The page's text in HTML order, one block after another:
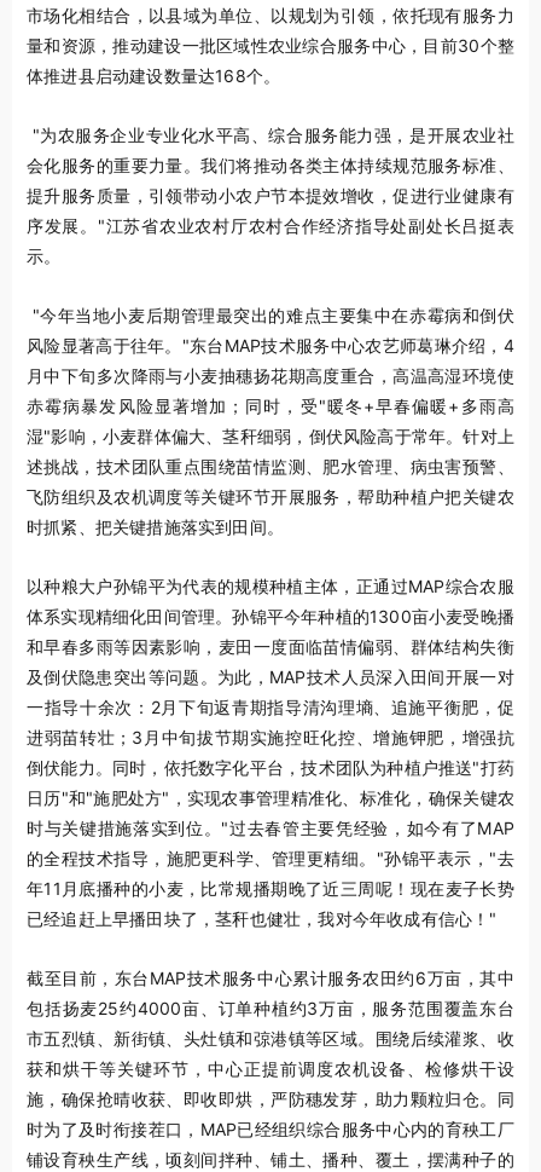
市场化相结合，以县域为单位、以规划为引领，依托现有服务力
量和资源，推动建设一批区域性农业综合服务中心，目前30个整
体推进县启动建设数量达168个。
"为农服务企业专业化水平高、综合服务能力强，是开展农业社
会化服务的重要力量。我们将推动各类主体持续规范服务标准、
提升服务质量，引领带动小农户节本提效增收，促进行业健康有
序发展。"江苏省农业农村厅农村合作经济指导处副处长吕挺表
示。
"今年当地小麦后期管理最突出的难点主要集中在赤霉病和倒伏
风险显著高于往年。"东台MAP技术服务中心农艺师葛琳介绍，4
月中下旬多次降雨与小麦抽穗扬花期高度重合，高温高湿环境使
赤霉病暴发风险显著增加；同时，受"暖冬+早春偏暖+多雨高
湿"影响，小麦群体偏大、茎秆细弱，倒伏风险高于常年。针对上
述挑战，技术团队重点围绕苗情监测、肥水管理、病虫害预警、
飞防组织及农机调度等关键环节开展服务，帮助种植户把关键农
时抓紧、把关键措施落实到田间。
以种粮大户孙锦平为代表的规模种植主体，正通过MAP综合农服
体系实现精细化田间管理。孙锦平今年种植的1300亩小麦受晚播
和早春多雨等因素影响，麦田一度面临苗情偏弱、群体结构失衡
及倒伏隐患突出等问题。为此，MAP技术人员深入田间开展一对
一指导十余次：2月下旬返青期指导清沟理墒、追施平衡肥，促
进弱苗转壮；3月中旬拔节期实施控旺化控、增施钾肥，增强抗
倒伏能力。同时，依托数字化平台，技术团队为种植户推送"打药
日历"和"施肥处方"，实现农事管理精准化、标准化，确保关键农
时与关键措施落实到位。"过去春管主要凭经验，如今有了MAP
的全程技术指导，施肥更科学、管理更精细。"孙锦平表示，"去
年11月底播种的小麦，比常规播期晚了近三周呢！现在麦子长势
已经追赶上早播田块了，茎秆也健壮，我对今年收成有信心！"
截至目前，东台MAP技术服务中心累计服务农田约6万亩，其中
包括扬麦25约4000亩、订单种植约3万亩，服务范围覆盖东台
市五烈镇、新街镇、头灶镇和弶港镇等区域。围绕后续灌浆、收
获和烘干等关键环节，中心正提前调度农机设备、检修烘干设
施，确保抢晴收获、即收即烘，严防穗发芽，助力颗粒归仓。同
时为了及时衔接茬口，MAP已经组织综合服务中心内的育秧工厂
铺设育秧生产线，顷刻间拌种、铺土、播种、覆土，摆满种子的